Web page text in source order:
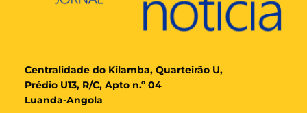
Centralidade do Kilamba, Quarteirão U,
Prédio U13, R/C, Apto n.º 04
Luanda-Angola